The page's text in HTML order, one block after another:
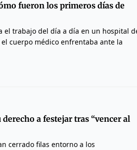
fueron los primeros días de
el trabajo del día a día en un hospital
cuerpo médico enfrentaba ante la
a festejar tras “vencer al
cerrado filas entorno a los